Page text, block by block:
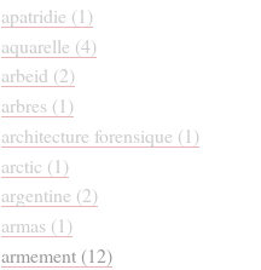
apatridie (1)
aquarelle (4)
arbeid (2)
arbres (1)
architecture forensique (1)
arctic (1)
argentine (2)
armas (1)
armement (12)